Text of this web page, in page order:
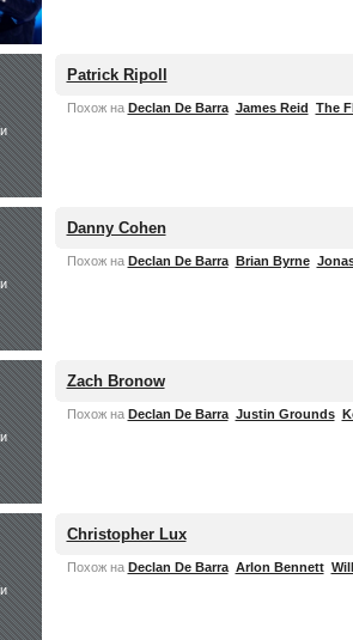
Patrick Ripoll
Похож на Declan De Barra James Reid The
Danny Cohen
Похож на Declan De Barra Brian Byrne
Zach Bronow
Похож на Declan De Barra Justin Grounds
Christopher Lux
Похож на Declan De Barra Arlon Bennett